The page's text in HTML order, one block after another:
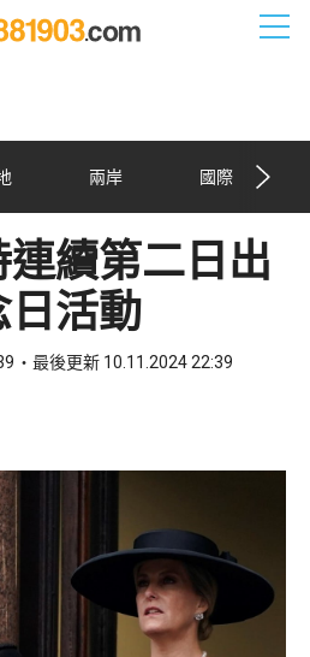
兩岸 國際
續第二日出
日活動
最後更新 10.11.2024 22:39